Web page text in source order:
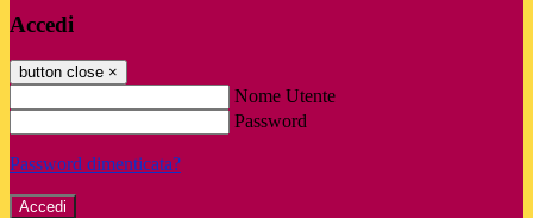
Accedi
button close ×
Nome Utente
Password
Password dimenticata?